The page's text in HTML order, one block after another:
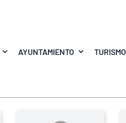
AYUNTAMIENTO TURISMO